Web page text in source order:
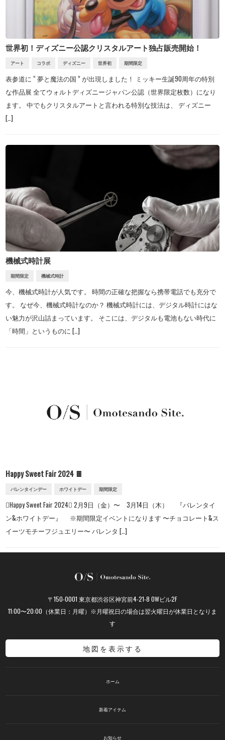
世界初！ディズニー公認クリスタルアート独占販売開始！
アート コラボ ディズニー 世界初 期間限定
表参道に “ 夢と魔法の国 ” が出現しました！ ミッキー生誕90周年の特別
な作品展 全てウォルトディズニージャパン公認（世界限定枚数）になり
ます。 中でもクリスタルアートと言われる特別な技法は、 ディズニー
[…]
機械式時計展
期間限定 機械式時計
今、機械式時計が人気です。 時間の正確な把握なら携帯電話でも充分で
す。 なぜ今、機械式時計なのか？ 機械式時計には、デジタル時計にはな
い魅力が沢山詰まっています。 そこには、デジタルも電池もない時代に
「時間」というものに […]
Happy Sweet Fair 2024 🍫
バレンタインデー ホワイトデー 期間限定
Happy Sweet Fair 2024 2月9日（金）〜 3月14日（木） 『バレンタイ
ン&ホワイトデー』 ※期間限定イベントになります 〜チョコレート&ス
イーツモチーフジュエリー〜 バレンタ […]
〒150-0001 東京都渋谷区神宮前4-21-8 OWビル2F
11:00〜20:00（休業日：月曜）※月曜祝日の場合は翌火曜日が休業日となりま
す
地図を表示する
ホーム
新着アイテム
お知らせ